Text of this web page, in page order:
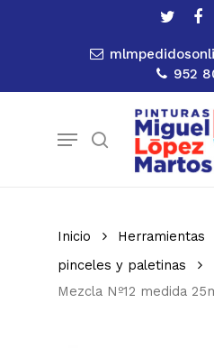
twitter
952
search
Menu
Cart
Inicio Herramientas
pinceles y paletinas
Mezcla Nº12 medida